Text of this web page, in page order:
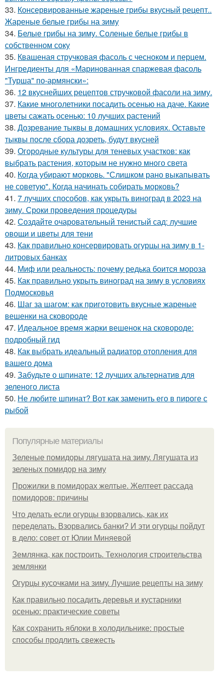
33. Консервированные жареные грибы вкусный рецепт..
Жареные белые грибы на зиму
34. Белые грибы на зиму. Соленые белые грибы в
собственном соку
35. Квашеная стручковая фасоль с чесноком и перцем.
Ингредиенты для «Маринованная спаржевая фасоль
"Турша" по-армянски»:
36. 12 вкуснейших рецептов стручковой фасоли на зиму.
37. Какие многолетники посадить осенью на даче. Какие
цветы сажать осенью: 10 лучших растений
38. Дозревание тыквы в домашних условиях. Оставьте
тыквы после сбора дозреть, будут вкусней
39. Огородные культуры для теневых участков: как
выбрать растения, которым не нужно много света
40. Когда убирают морковь. "Слишком рано выкапывать
не советую". Когда начинать собирать морковь?
41. 7 лучших способов, как укрыть виноград в 2023 на
зиму. Сроки проведения процедуры
42. Создайте очаровательный тенистый сад: лучшие
овощи и цветы для тени
43. Как правильно консервировать огурцы на зиму в 1-
литровых банках
44. Миф или реальность: почему редька боится мороза
45. Как правильно укрыть виноград на зиму в условиях
Подмосковья
46. Шаг за шагом: как приготовить вкусные жареные
вешенки на сковороде
47. Идеальное время жарки вешенок на сковороде:
подробный гид
48. Как выбрать идеальный радиатор отопления для
вашего дома
49. Забудьте о шпинате: 12 лучших альтернатив для
зеленого листа
50. Не любите шпинат? Вот как заменить его в пироге с
рыбой
Популярные материалы
Зеленые помидоры лягушата на зиму. Лягушата из
зеленых помидор на зиму
Прожилки в помидорах желтые. Желтеет рассада
помидоров: причины
Что делать если огурцы взорвались, как их
переделать. Взорвались банки? И эти огурцы пойдут
в дело: совет от Юлии Миняевой
Землянка, как построить. Технология строительства
землянки
Огурцы кусочками на зиму. Лучшие рецепты на зиму
Как правильно посадить деревья и кустарники
осенью: практические советы
Как сохранить яблоки в холодильнике: простые
способы продлить свежесть